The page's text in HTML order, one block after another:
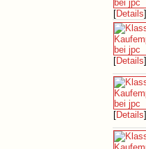
[Details]
[Details]
[Details]